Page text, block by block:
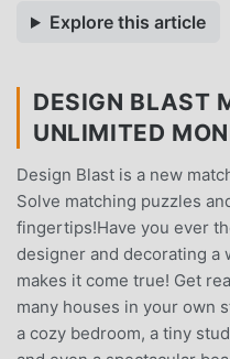
Explore this article
DESIGN BLAST
UNLIMITED
Design Blast is a new
Solve matching puzzles
fingertips!Have you ever
designer and decorating a
makes it come true! Get
many houses in your own
a cozy bedroom, a tiny